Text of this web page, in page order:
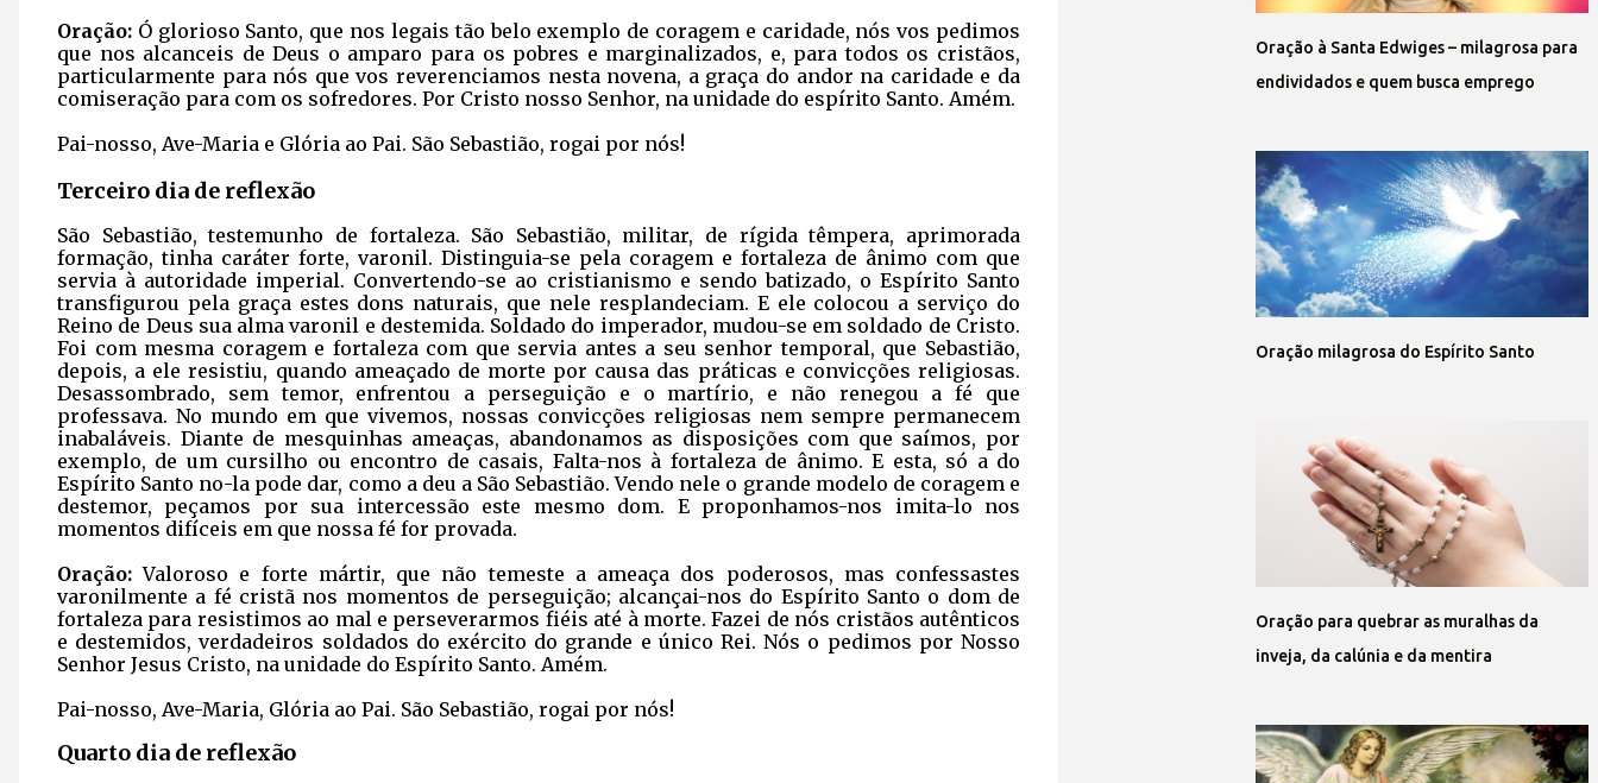
Oração: Ó glorioso Santo, que nos legais tão belo exemplo de coragem e caridade, nós vos pedimos
que nos alcanceis de Deus o amparo para os pobres e marginalizados, e, para todos os cristãos,
particularmente para nós que vos reverenciamos nesta novena, a graça do andor na caridade e da
comiseração para com os sofredores. Por Cristo nosso Senhor, na unidade do espírito Santo. Amém.
Pai-nosso, Ave-Maria e Glória ao Pai. São Sebastião, rogai por nós!
Terceiro dia de reflexão
São Sebastião, testemunho de fortaleza. São Sebastião, militar, de rígida têmpera, aprimorada
formação, tinha caráter forte, varonil. Distinguia-se pela coragem e fortaleza de ânimo com que
servia à autoridade imperial. Convertendo-se ao cristianismo e sendo batizado, o Espírito Santo
transfigurou pela graça estes dons naturais, que nele resplandeciam. E ele colocou a serviço do
Reino de Deus sua alma varonil e destemida. Soldado do imperador, mudou-se em soldado de Cristo.
Foi com mesma coragem e fortaleza com que servia antes a seu senhor temporal, que Sebastião,
depois, a ele resistiu, quando ameaçado de morte por causa das práticas e convicções religiosas.
Desassombrado, sem temor, enfrentou a perseguição e o martírio, e não renegou a fé que
professava. No mundo em que vivemos, nossas convicções religiosas nem sempre permanecem
inabaláveis. Diante de mesquinhas ameaças, abandonamos as disposições com que saímos, por
exemplo, de um cursilho ou encontro de casais, Falta-nos à fortaleza de ânimo. E esta, só a do
Espírito Santo no-la pode dar, como a deu a São Sebastião. Vendo nele o grande modelo de coragem e
destemor, peçamos por sua intercessão este mesmo dom. E proponhamos-nos imita-lo nos
momentos difíceis em que nossa fé for provada.
Oração: Valoroso e forte mártir, que não temeste a ameaça dos poderosos, mas confessastes
varonilmente a fé cristã nos momentos de perseguição; alcançai-nos do Espírito Santo o dom de
fortaleza para resistimos ao mal e perseverarmos fiéis até à morte. Fazei de nós cristãos autênticos
e destemidos, verdadeiros soldados do exército do grande e único Rei. Nós o pedimos por Nosso
Senhor Jesus Cristo, na unidade do Espírito Santo. Amém.
Pai-nosso, Ave-Maria, Glória ao Pai. São Sebastião, rogai por nós!
Quarto dia de reflexão
Oração à Santa Edwiges – milagrosa para
endividados e quem busca emprego
Oração milagrosa do Espírito Santo
Oração para quebrar as muralhas da
inveja, da calúnia e da mentira